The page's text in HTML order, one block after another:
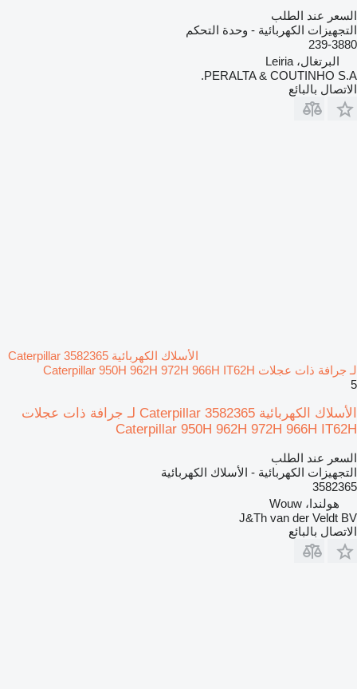
السعر عند الطلب
التجهيزات الكهربائية - وحدة التحكم
239-3880
البرتغال، Leiria
PERALTA & COUTINHO S.A.
الاتصال بالبائع
الأسلاك الكهربائية Caterpillar 3582365
لـ جرافة ذات عجلات Caterpillar 950H 962H 972H 966H IT62H
5
الأسلاك الكهربائية Caterpillar 3582365 لـ جرافة ذات عجلات
Caterpillar 950H 962H 972H 966H IT62H
السعر عند الطلب
التجهيزات الكهربائية - الأسلاك الكهربائية
3582365
هولندا، Wouw
J&Th van der Veldt BV
الاتصال بالبائع